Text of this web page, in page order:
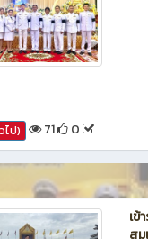
ไป) 71 0